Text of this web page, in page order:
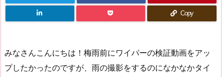
Copy
みなさんこんにちは！梅雨前にワイパーの検証動画をアッ
プしたかったのですが、雨の撮影をするのになかなかタイ